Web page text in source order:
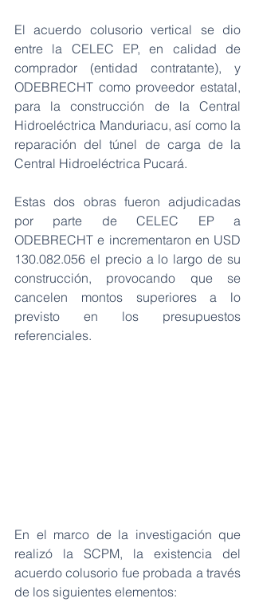
El acuerdo colusorio vertical se dio
entre la CELEC EP, en calidad de
comprador (entidad contratante), y
ODEBRECHT como proveedor estatal,
para la construcción de la Central
Hidroeléctrica Manduriacu, así como la
reparación del túnel de carga de la
Central Hidroeléctrica Pucará.
Estas dos obras fueron adjudicadas
por parte de CELEC EP a
ODEBRECHT e incrementaron en USD
130.082.056 el precio a lo largo de su
construcción, provocando que se
cancelen montos superiores a lo
previsto en los presupuestos
referenciales.
En el marco de la investigación que
realizó la SCPM, la existencia del
acuerdo colusorio fue probada a través
de los siguientes elementos: